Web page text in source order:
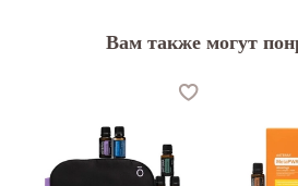
Вам также могут